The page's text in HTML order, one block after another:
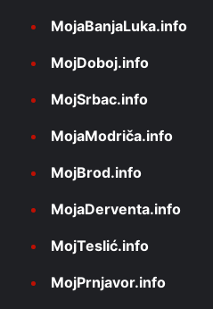
MojaBanjaLuka.info
MojDoboj.info
MojSrbac.info
MojaModriča.info
MojBrod.info
MojaDerventa.info
MojTeslić.info
MojPrnjavor.info